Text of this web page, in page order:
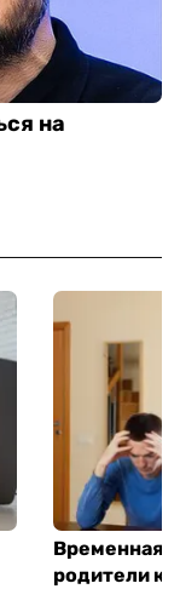
Временная
родители